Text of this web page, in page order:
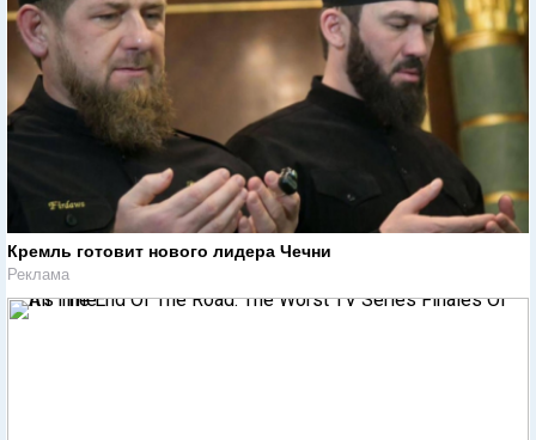
Кремль готовит нового лидера Чечни
Реклама